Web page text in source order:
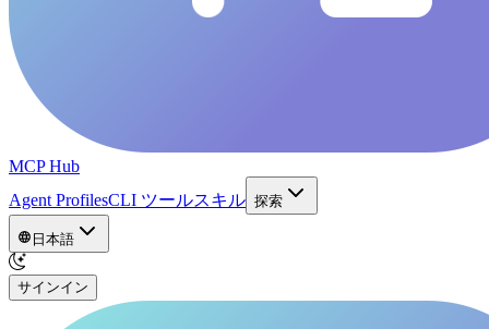
MCP Hub
Agent ProfilesCLI ツールスキル 探索
日本語
サインイン